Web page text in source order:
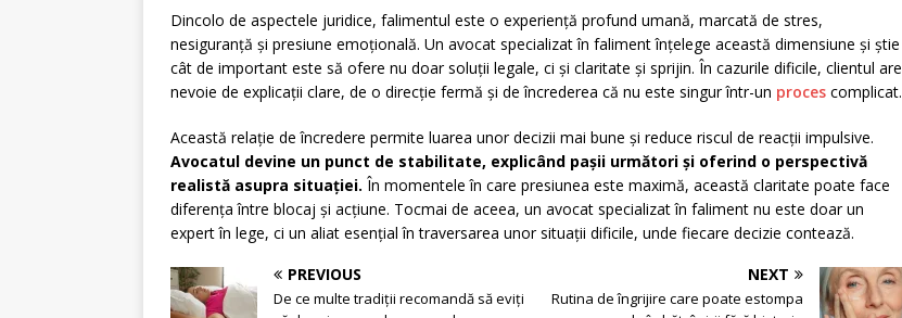
Dincolo de aspectele juridice, falimentul este o experiență profund umană, marcată de stres,
nesiguranță și presiune emoțională. Un avocat specializat în faliment înțelege această dimensiune și știe
cât de important este să ofere nu doar soluții legale, ci și claritate și sprijin. În cazurile dificile, clientul are
nevoie de explicații clare, de o direcție fermă și de încrederea că nu este singur într-un proces complicat.
Această relație de încredere permite luarea unor decizii mai bune și reduce riscul de reacții impulsive.
Avocatul devine un punct de stabilitate, explicând pașii următori și oferind o perspectivă
realistă asupra situației. În momentele în care presiunea este maximă, această claritate poate face
diferența între blocaj și acțiune. Tocmai de aceea, un avocat specializat în faliment nu este doar un
expert în lege, ci un aliat esențial în traversarea unor situații dificile, unde fiecare decizie contează.
PREVIOUS
De ce multe tradiții recomandă să eviți
NEXT
Rutina de îngrijire care poate estompa